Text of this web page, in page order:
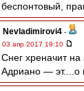
беспонтовый,
Nevladimirovi4 -
03 апр 2017 19:10
Снег хреначит
Адриано — эт....о